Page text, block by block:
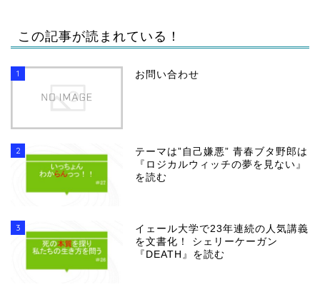
この記事が読まれている！
1 お問い合わせ
2
テーマは”自己嫌悪” 青春ブタ野郎は
『ロジカルウィッチの夢を見ない』
を読む
3
イェール大学で23年連続の人気講義
を文書化！ シェリーケーガン
『DEATH』を読む